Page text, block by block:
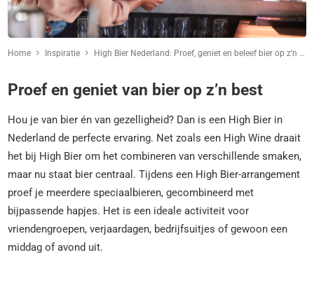
Home Inspiratie High Bier Nederland: Proef, geniet en beleef bier op z’n best
Proef en geniet van bier op z’n best
Hou je van bier én van gezelligheid? Dan is een High Bier in
Nederland de perfecte ervaring. Net zoals een High Wine draait
het bij High Bier om het combineren van verschillende smaken,
maar nu staat bier centraal. Tijdens een High Bier-arrangement
proef je meerdere speciaalbieren, gecombineerd met
bijpassende hapjes. Het is een ideale activiteit voor
vriendengroepen, verjaardagen, bedrijfsuitjes of gewoon een
middag of avond uit.